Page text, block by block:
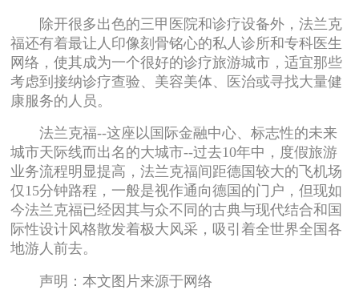
除开很多出色的三甲医院和诊疗设备外，法兰克
福还有着最让人印像刻骨铭心的私人诊所和专科医生
网络，使其成为一个很好的诊疗旅游城市，适宜那些
考虑到接纳诊疗查验、美容美体、医治或寻找大量健
康服务的人员。
法兰克福--这座以国际金融中心、标志性的未来
城市天际线而出名的大城市--过去10年中，度假旅游
业务流程明显提高，法兰克福间距德国较大的飞机场
仅15分钟路程，一般是视作通向德国的门户，但现如
今法兰克福已经因其与众不同的古典与现代结合和国
际性设计风格散发着极大风采，吸引着全世界全国各
地游人前去。
声明：本文图片来源于网络